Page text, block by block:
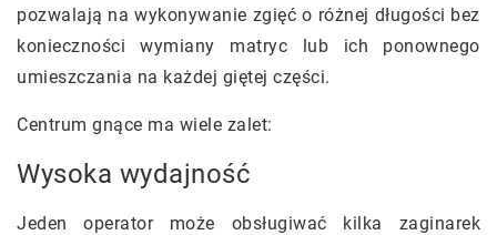
pozwalają na wykonywanie zgięć o różnej długości bez
konieczności wymiany matryc lub ich ponownego
umieszczania na każdej giętej części.
Centrum gnące ma wiele zalet:
Wysoka wydajność
Jeden operator może obsługiwać kilka zaginarek